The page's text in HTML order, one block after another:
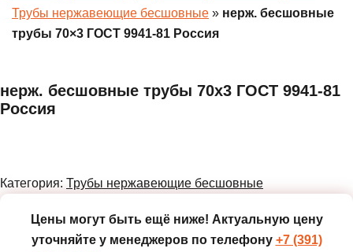
Трубы нержавеющие бесшовные » нерж. бесшовные
трубы 70×3 ГОСТ 9941-81 Россия
нерж. бесшовные трубы 70x3 ГОСТ 9941-81
Россия
Категория: Трубы нержавеющие бесшовные
Цены могут быть ещё ниже! Актуальную цену
уточняйте у менеджеров по телефону +7 (391)